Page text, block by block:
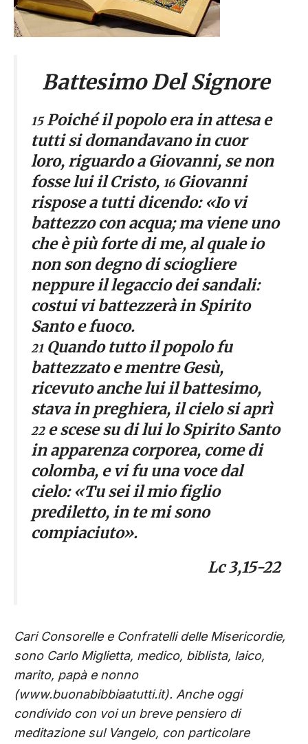
Battesimo Del Signore
15Poiché il popolo era in attesa e
tutti si domandavano in cuor
loro, riguardo a Giovanni, se non
fosse lui il Cristo, 16Giovanni
rispose a tutti dicendo: «Io vi
battezzo con acqua; ma viene uno
che è più forte di me, al quale io
non son degno di sciogliere
neppure il legaccio dei sandali:
costui vi battezzerà in Spirito
Santo e fuoco.
21Quando tutto il popolo fu
battezzato e mentre Gesù,
ricevuto anche lui il battesimo,
stava in preghiera, il cielo si aprì
22e scese su di lui lo Spirito Santo
in apparenza corporea, come di
colomba, e vi fu una voce dal
cielo: «Tu sei il mio figlio
prediletto, in te mi sono
compiaciuto».
Lc 3,15-22
Cari Consorelle e Confratelli delle Misericordie, ​
sono Carlo Miglietta, medico, biblista, laico,
marito, papà e nonno
(www.buonabibbiaatutti.it). Anche oggi
condivido con voi un breve pensiero di
meditazione sul Vangelo, con particolare